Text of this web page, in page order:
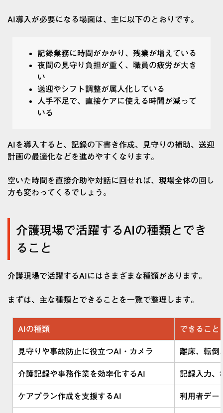
AI導入が必要になる場面は、主に以下のとおりです。
記録業務に時間がかかり、残業が増えている
夜間の見守り負担が重く、職員の疲労が大き
い
送迎やシフト調整が属人化している
人手不足で、直接ケアに使える時間が減って
いる
AIを導入すると、記録の下書き作成、見守りの補助、送迎
計画の最適化などを進めやすくなります。
空いた時間を直接介助や対話に回せれば、現場全体の回し
方も変わってくるでしょう。
介護現場で活躍するAIの種類とでき
ること
介護現場で活躍するAIにはさまざまな種類があります。
まずは、主な種類とできることを一覧で整理します。
AIの種類 できること
見守りや事故防止に役立つAI・カメラ 離床、転倒
介護記録や事務作業を効率化するAI 記録入力、
ケアプラン作成を支援するAI 利用者デー